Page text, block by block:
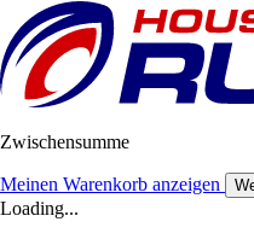
Zwischensumme
Meinen Warenkorb anzeigen
Loading...